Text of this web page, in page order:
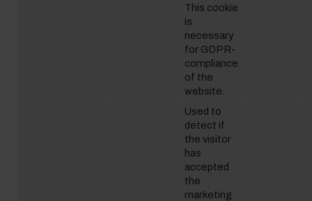
This cookie
is
necessary
for GDPR-
compliance
of the
website.
Used to
detect if
the visitor
has
accepted
the
marketing